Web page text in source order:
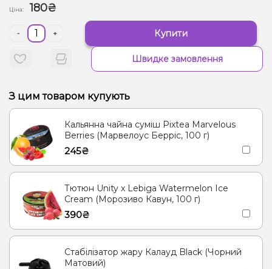
Ціна: 180₴
- + Купити
Швидке замовлення
З цим товаром купують
Кальянна чайна суміш Pixtea Marvelous
Berries (Марвелоус Берріс, 100 г)
245₴
Тютюн Unity x Lebiga Watermelon Ice
Cream (Морозиво Кавун, 100 г)
390₴
Стабілізатор жару Калауд Black (Чорний
Матовий)